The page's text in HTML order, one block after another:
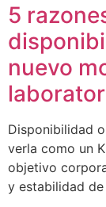
5
nuevo
Disponibilidad
verla como un
objetivo
y estabilidad